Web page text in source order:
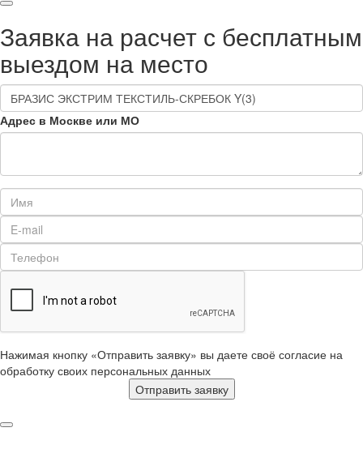
Заявка на расчет с бесплатным
выездом на место
Адрес в Москве или МО
Нажимая кнопку «Отправить заявку» вы даете своё согласие на
обработку своих персональных данных
Отправить заявку